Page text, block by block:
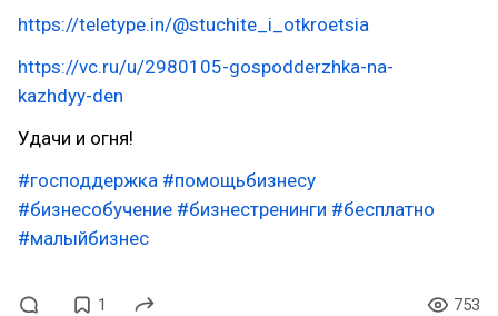
https://teletype.in/@stuchite_i_otkroetsia
https://vc.ru/u/2980105-gospodderzhka-na-
kazhdyy-den
Удачи и огня!
#господдержка #помощьбизнесу
#бизнесобучение #бизнестренинги #бесплатно
#малыйбизнес
1 753